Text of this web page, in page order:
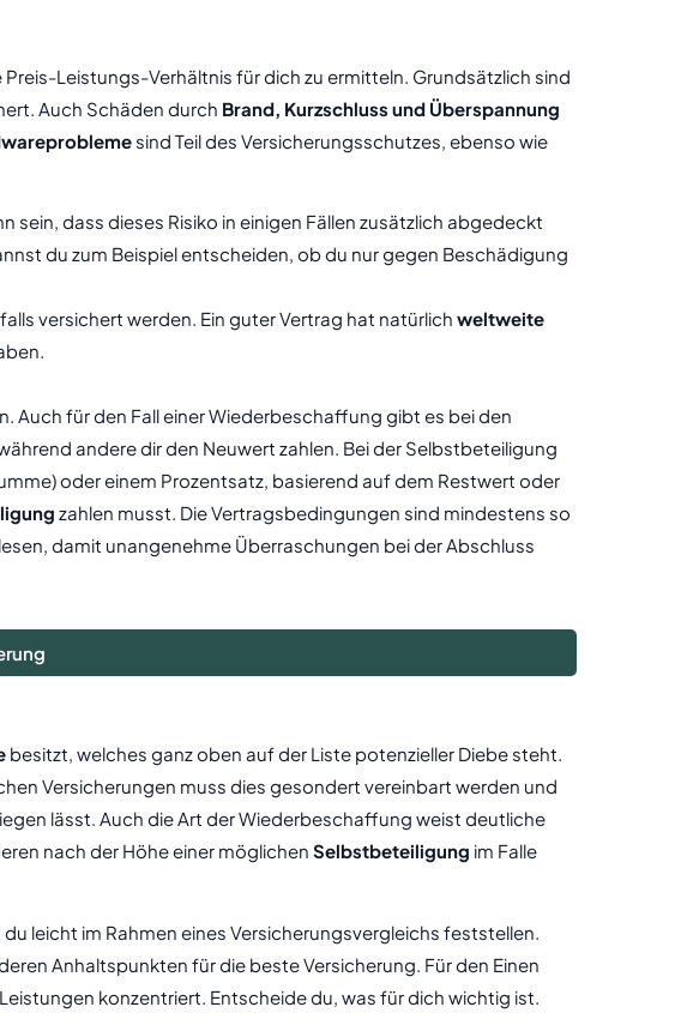
Leistungs-Verhältnis für dich zu ermitteln. Grundsätzlich sind
Auch Schäden durch Brand, Kurzschluss und Überspannung
sind Teil des Versicherungsschutzes, ebenso wie
dass dieses Risiko in einigen Fällen zusätzlich abgedeckt
du zum Beispiel entscheiden, ob du nur gegen Beschädigung
versichert werden. Ein guter Vertrag hat natürlich weltweite
Auch für den Fall einer Wiederbeschaffung gibt es bei den
andere dir den Neuwert zahlen. Bei der Selbstbeteiligung
oder einem Prozentsatz, basierend auf dem Restwert oder
zahlen musst. Die Vertragsbedingungen sind mindestens so
damit unangenehme Überraschungen bei der Abschluss
besitzt, welches ganz oben auf der Liste potenzieller Diebe steht.
Versicherungen muss dies gesondert vereinbart werden und
lässt. Auch die Art der Wiederbeschaffung weist deutliche
nach der Höhe einer möglichen Selbstbeteiligung im Falle
leicht im Rahmen eines Versicherungsvergleichs feststellen.
Anhaltspunkten für die beste Versicherung. Für den Einen
konzentriert. Entscheide du, was für dich wichtig ist.